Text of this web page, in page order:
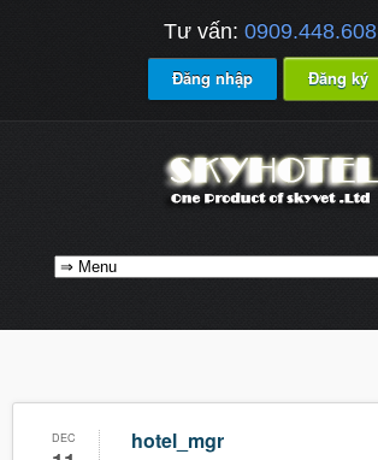
Tư vấn: 0909.448.608
Đăng nhập Đăng ký
DEC hotel_mgr